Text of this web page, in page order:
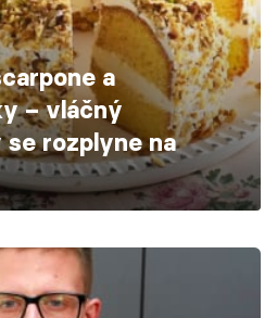
a
– vláčný
rozplyne na